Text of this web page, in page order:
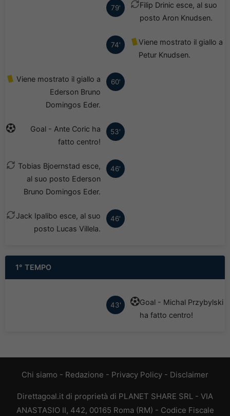
79'
Filip Drinic esce, al suo
posto Aron Knudsen.
74'
Viene mostrato il giallo a
Petur Knudsen.
60'
Viene mostrato il giallo a
Ederson Bruno
Domingos Eder.
53'
Goal - Ante Coric ha
fatto centro!
46'
Tobias Bjoernstad esce,
al suo posto Ederson
Bruno Domingos Eder.
46'
Jack Ipalibo esce, al suo
posto Lucas Villela.
1° TEMPO
43'
Goal - Michal Przybylski
ha fatto centro!
Chi siamo - Redazione - Privacy Policy - Disclaimer
Direttagoal.it di proprietà di PLANET SHARE SRL - VIA
ANASTASIO II, 442, 00165 Roma (RM) - Codice Fiscale